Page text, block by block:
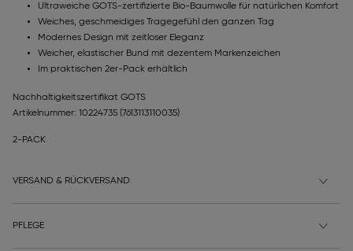
Ultraweiche GOTS-zertifizierte Bio-Baumwolle für natürlichen Komfort
Weiches, geschmeidiges Tragegefühl den ganzen Tag
Modernes Design mit zeitloser Eleganz
Weicher, elastischer Bund mit dezentem Markenzeichen
Im praktischen 2er-Pack erhältlich
Nachhaltigkeitszertifikat GOTS
Artikelnummer: 10224735 (7613113110035)
2-PACK
VERSAND & RÜCKVERSAND
PFLEGE